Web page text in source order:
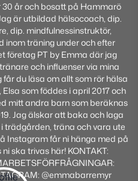
år och bosatt på Hammarö
är utbildad hälsocoach, dip.
dip. mindfulnessinstruktör,
inom träning under och efter
företag PT by Emma där jag
och influenser via mina
du läsa om allt som rör hälsa
som föddes i april 2017 och
mitt andra barn som beräknas
Jag älskar att baka och laga
trädgården, träna och vara ute
Instagram får ni hänga med på
ska trivas här! KONTAKT:
@emmabarremyr